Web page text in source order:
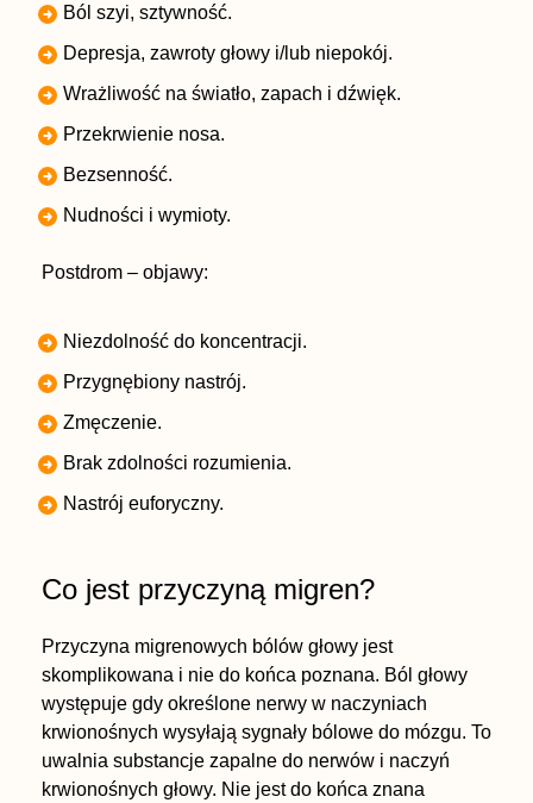
Ból szyi, sztywność.
Depresja, zawroty głowy i/lub niepokój.
Wrażliwość na światło, zapach i dźwięk.
Przekrwienie nosa.
Bezsenność.
Nudności i wymioty.
Postdrom – objawy:
Niezdolność do koncentracji.
Przygnębiony nastrój.
Zmęczenie.
Brak zdolności rozumienia.
Nastrój euforyczny.
Co jest przyczyną migren?
Przyczyna migrenowych bólów głowy jest
skomplikowana i nie do końca poznana. Ból głowy
występuje gdy określone nerwy w naczyniach
krwionośnych wysyłają sygnały bólowe do mózgu. To
uwalnia substancje zapalne do nerwów i naczyń
krwionośnych głowy. Nie jest do końca znana